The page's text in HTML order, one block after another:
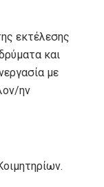
εκτέλεσης
και
µε
ην